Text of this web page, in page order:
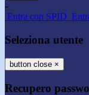
-
Entra con SPID
Seleziona utente
button close ×
Recupero